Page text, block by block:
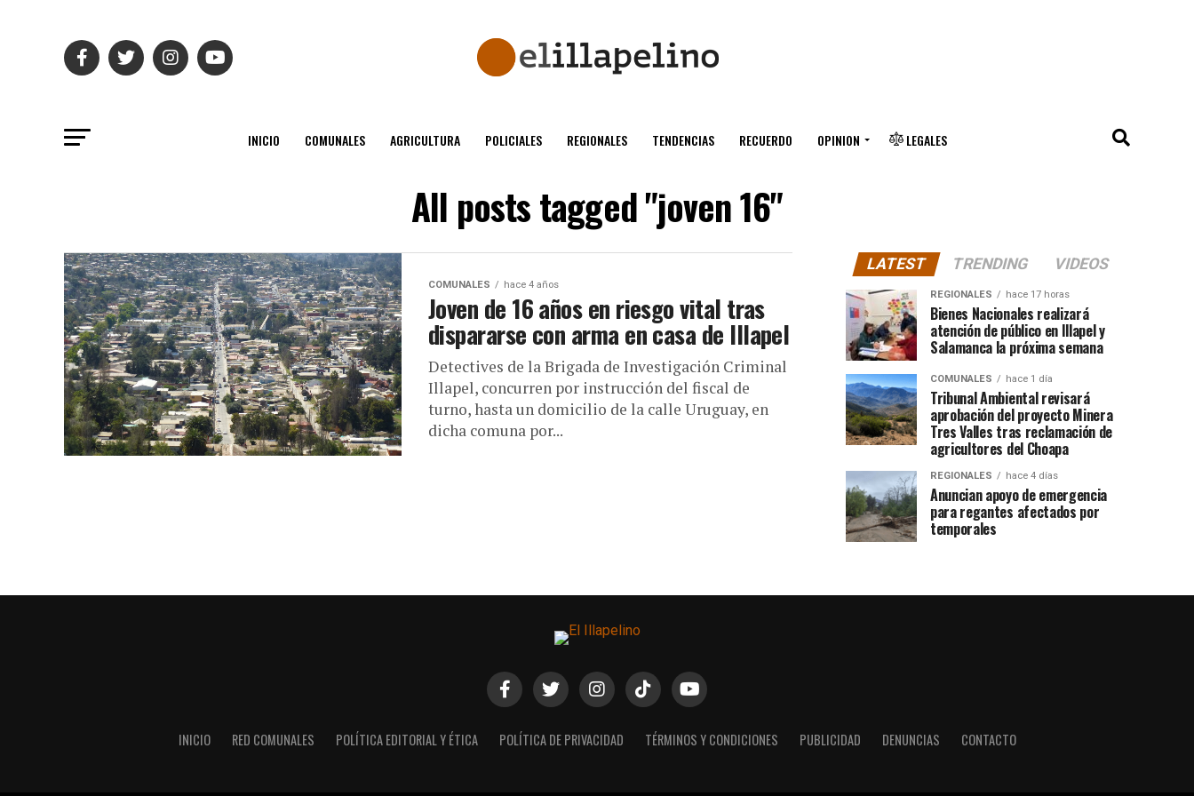
INICIO COMUNALES AGRICULTURA POLICIALES REGIONALES TENDENCIAS RECUERDO OPINION LEGALES
All posts tagged "joven 16"
COMUNALES hace 4 años
Joven de 16 años en riesgo vital tras
dispararse con arma en casa de Illapel
Detectives de la Brigada de Investigación Criminal
Illapel, concurren por instrucción del fiscal de
turno, hasta un domicilio de la calle Uruguay, en
dicha comuna por...
LATEST TRENDING VIDEOS
REGIONALES hace 17 horas
Bienes Nacionales realizará
atención de público en Illapel y
Salamanca la próxima semana
COMUNALES hace 1 día
Tribunal Ambiental revisará
aprobación del proyecto Minera
Tres Valles tras reclamación de
agricultores del Choapa
REGIONALES hace 4 días
Anuncian apoyo de emergencia
para regantes afectados por
temporales
INICIO RED COMUNALES POLÍTICA EDITORIAL Y ÉTICA POLÍTICA DE PRIVACIDAD TÉRMINOS Y CONDICIONES PUBLICIDAD DENUNCIAS CONTACTO